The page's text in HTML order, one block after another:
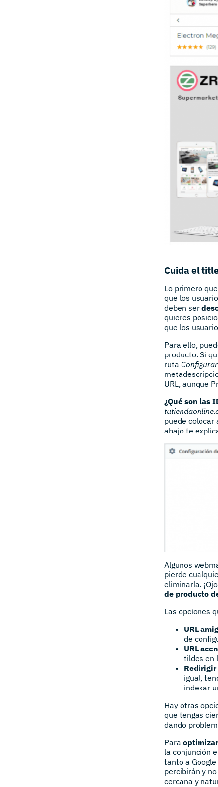
Cuida el
Lo primero
que los
deben ser
quieres
que los
Para ello,
producto. Si
ruta
URL, aunque
¿Qué son las
puede colocar
abajo te
Algunos
pierde
eliminarla.
de producto
Las opciones
URL
de
URL
tildes en
Redirigir
igual,
indexar
Hay otras
que tengas
dando
Para
la conjunción
tanto a
percibirán y
cercana y